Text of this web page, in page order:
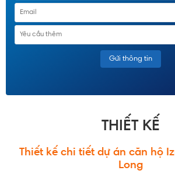
THIẾT KẾ
Thiết kế chi tiết dự án căn hộ
Long